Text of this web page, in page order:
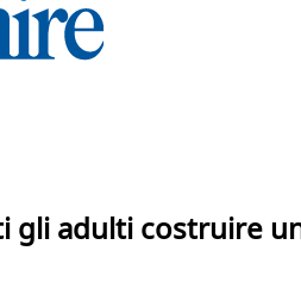
gli adulti costruire